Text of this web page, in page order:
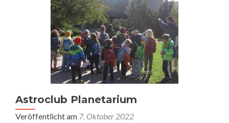
Astroclub Planetarium
Veröffentlicht am 7. Oktober 2022